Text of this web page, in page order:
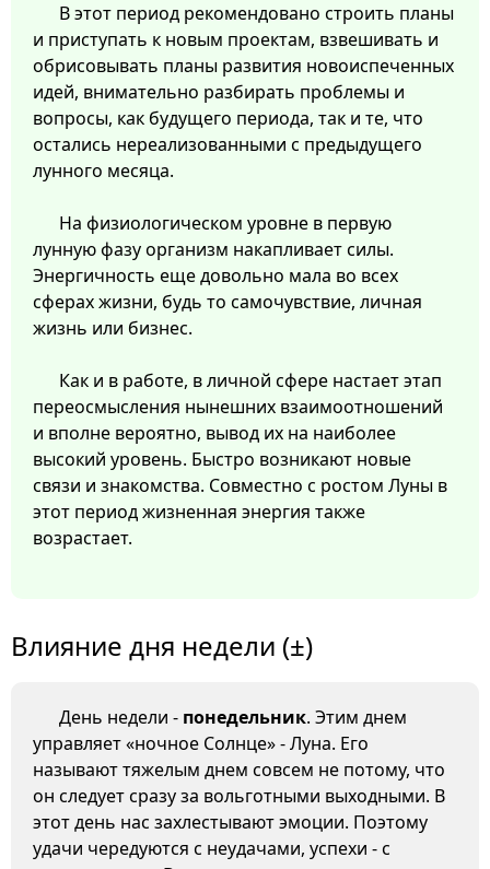
В этот период рекомендовано строить планы
и приступать к новым проектам, взвешивать и
обрисовывать планы развития новоиспеченных
идей, внимательно разбирать проблемы и
вопросы, как будущего периода, так и те, что
остались нереализованными с предыдущего
лунного месяца.
На физиологическом уровне в первую
лунную фазу организм накапливает силы.
Энергичность еще довольно мала во всех
сферах жизни, будь то самочувствие, личная
жизнь или бизнес.
Как и в работе, в личной сфере настает этап
переосмысления нынешних взаимоотношений
и вполне вероятно, вывод их на наиболее
высокий уровень. Быстро возникают новые
связи и знакомства. Совместно с ростом Луны в
этот период жизненная энергия также
возрастает.
Влияние дня недели (±)
День недели - понедельник. Этим днем
управляет «ночное Солнце» - Луна. Его
называют тяжелым днем совсем не потому, что
он следует сразу за вольготными выходными. В
этот день нас захлестывают эмоции. Поэтому
удачи чередуются с неудачами, успехи - с